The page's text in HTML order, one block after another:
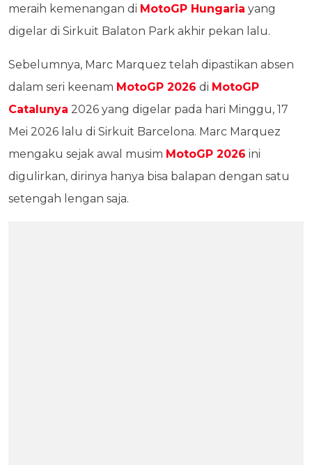
meraih kemenangan di MotoGP Hungaria yang
digelar di Sirkuit Balaton Park akhir pekan lalu.
Sebelumnya, Marc Marquez telah dipastikan absen
dalam seri keenam MotoGP 2026 di MotoGP
Catalunya 2026 yang digelar pada hari Minggu, 17
Mei 2026 lalu di Sirkuit Barcelona. Marc Marquez
mengaku sejak awal musim MotoGP 2026 ini
digulirkan, dirinya hanya bisa balapan dengan satu
setengah lengan saja.